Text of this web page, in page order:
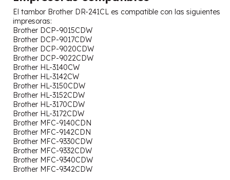
El tambor Brother DR-241CL es compatible con las siguientes
impresoras:
Brother DCP-9015CDW
Brother DCP-9017CDW
Brother DCP-9020CDW
Brother DCP-9022CDW
Brother HL-3140CW
Brother HL-3142CW
Brother HL-3150CDW
Brother HL-3152CDW
Brother HL-3170CDW
Brother HL-3172CDW
Brother MFC-9140CDN
Brother MFC-9142CDN
Brother MFC-9330CDW
Brother MFC-9332CDW
Brother MFC-9340CDW
Brother MFC-9342CDW